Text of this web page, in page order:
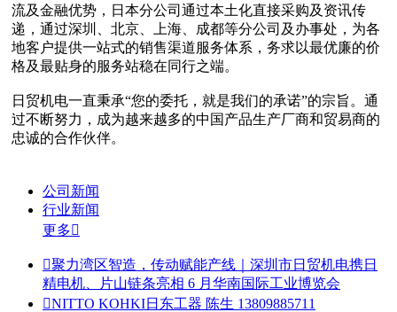
流及金融优势，日本分公司通过本土化直接采购及资讯传
递，通过深圳、北京、上海、成都等分公司及办事处，为各
地客户提供一站式的销售渠道服务体系，务求以最优廉的价
格及最贴身的服务站稳在同行之端。
日贸机电一直秉承“您的委托，就是我们的承诺”的宗旨。通
过不断努力，成为越来越多的中国产品生产厂商和贸易商的
忠诚的合作伙伴。
公司新闻
行业新闻
更多
聚力湾区智造，传动赋能产线｜深圳市日贸机电携日
精电机、片山链条亮相 6 月华南国际工业博览会
NITTO KOHKI日东工器 陈生 13809885711